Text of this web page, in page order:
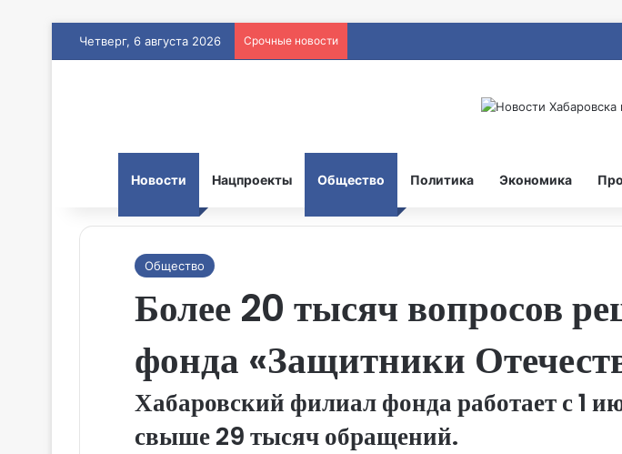
Четверг, 6 августа 2026 Срочные новости
Новости Нацпроекты Общество Политика Экономика
Общество
Более 20 тысяч вопросов
фонда «Защитники
Хабаровский филиал фонда работает с 1
свыше 29 тысяч обращений.